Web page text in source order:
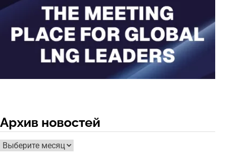
Архив новостей
Архив
новостей